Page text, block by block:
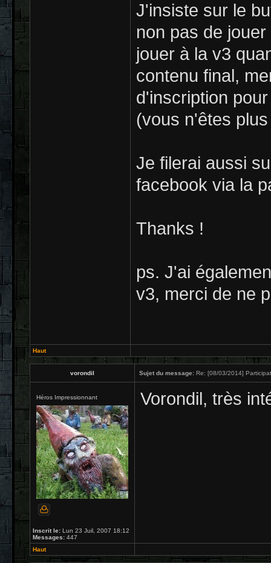
J'insiste sur le
non pas de
jouer à la v3
contenu final,
d'inscription
(vous n'êtes
Je filerai aussi
facebook via la
Thanks !
ps. J'ai
v3, merci de ne
Haut
vorondil Sujet du message: Re: [08/03/2014]
Héros Impressionnant
Inscrit le: Lun 23 Juil, 2007 18:12
Messages: 447
Vorondil, très
Haut